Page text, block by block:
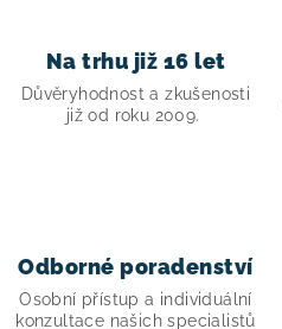
k
i
s
Na trhu již 16 let
Důvěryhodnost a zkušenosti
již od roku 2009.
Odborné poradenství
Osobní přístup a individuální
konzultace našich specialistů